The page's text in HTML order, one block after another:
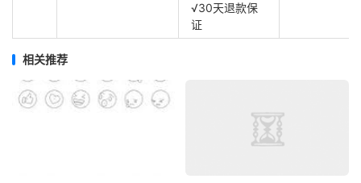
√30天退款保
证
相关推荐